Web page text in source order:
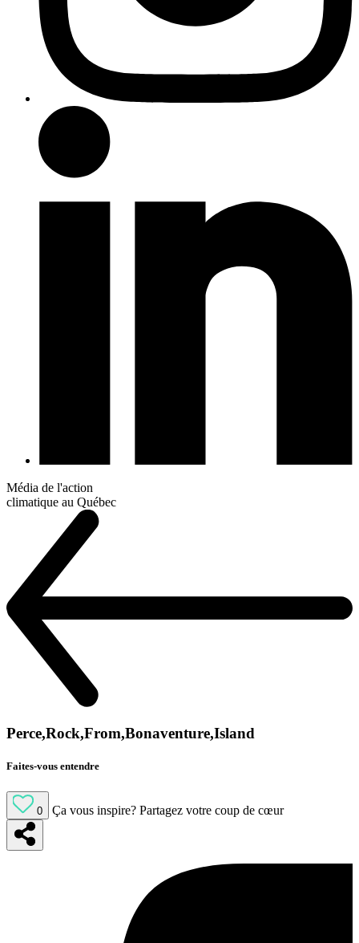
Média de l'action
climatique au Québec
Perce,Rock,From,Bonaventure,Island
Faites-vous entendre
0 Ça vous inspire? Partagez votre coup de cœur